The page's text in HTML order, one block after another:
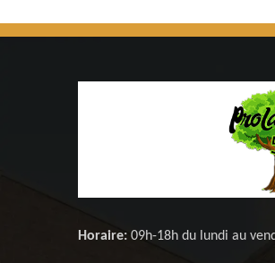
Horaire: 09h-18h du lundi au